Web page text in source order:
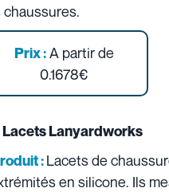
chaussures.
Prix :A partir de
0.1678€
Lacets Lanyardworks
:Lacets de
en silicone. Ils